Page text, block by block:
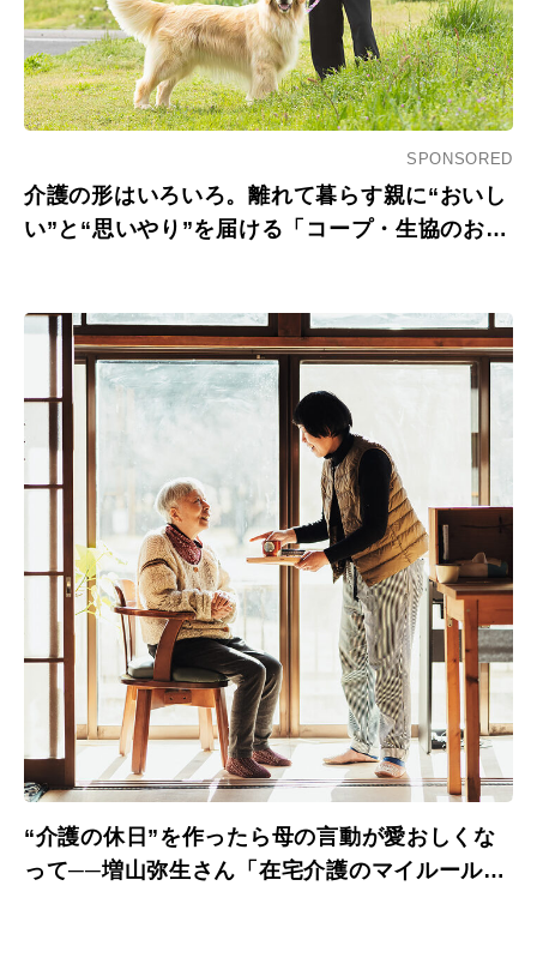
SPONSORED
介護の形はいろいろ。離れて暮らす親に“おいし
い”と“思いやり”を届ける「コープ・生協のお弁
“介護の休日”を作ったら母の言動が愛おしくな
って──増山弥生さん「在宅介護のマイルール」